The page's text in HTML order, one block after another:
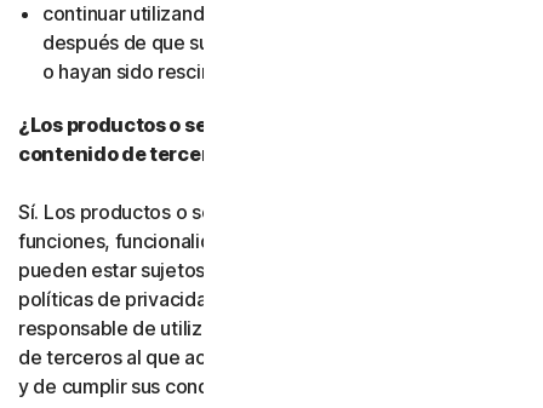
continuar utilizando el software o los servicios
después de que sus derechos de uso hayan expirado
o hayan sido rescindidos.
¿Los productos o servicios incluyen funciones o
contenido de terceros?
Sí. Los productos o servicios pueden incorporar
funciones, funcionalidades o contenido de terceros, que
pueden estar sujetos a condiciones de servicio y
políticas de privacidad de terceros. Usted es
responsable de utilizar correctamente cualquier recurso
de terceros al que acceda a través de nuestros servicios
y de cumplir sus condiciones de servicio.